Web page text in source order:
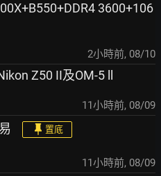
3600+106
2小時前, 08/10
Z50 II及OM-5 ll
11小時前, 08/09
置底
11小時前, 08/09